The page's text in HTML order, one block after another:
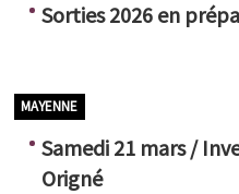
Sorties 2026 en
MAYENNE
Samedi 21 mars /
Origné